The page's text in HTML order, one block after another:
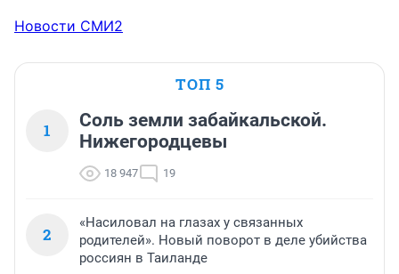
Новости СМИ2
ТОП 5
1
Соль земли забайкальской.
Нижегородцевы
18 947 19
2
«Насиловал на глазах у связанных
родителей». Новый поворот в деле убийства
россиян в Таиланде